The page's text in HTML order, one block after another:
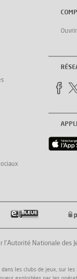
Nationale des
les clubs de jeux, sur